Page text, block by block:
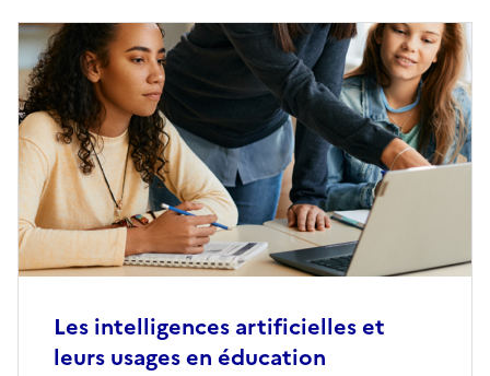
Les intelligences artificielles et
leurs usages en éducation